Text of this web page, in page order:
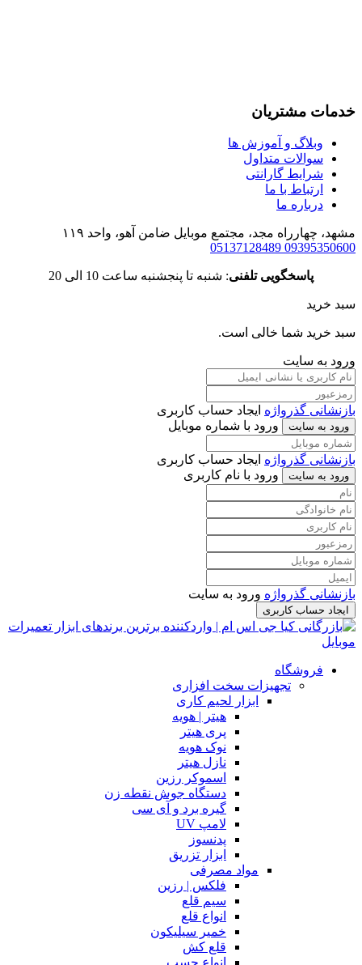
خدمات مشتریان
وبلاگ و آموزش ها
سوالات متداول
شرایط گارانتی
ارتباط با ما
درباره ما
مشهد، چهارراه مجد، مجتمع موبایل ضامن آهو، واحد ۱۱۹
09395350600
05137128489
پاسخگویی تلفنی: شنبه تا پنجشنبه ساعت 10 الی 20
سبد خرید
سبد خرید شما خالی است.
ورود به سایت
بازنشانی گذرواژه ایجاد حساب کاربری
ورود به سایت ورود با شماره موبایل
بازنشانی گذرواژه ایجاد حساب کاربری
ورود به سایت ورود با نام کاربری
بازنشانی گذرواژه ورود به سایت
ایجاد حساب کاربری
فروشگاه
تجهیزات سخت افزاری
ابزار لحیم کاری
هیتر | هویه
پری هیتر
نوک هویه
نازل هیتر
اسموکر رزین
دستگاه جوش نقطه زن
گیره برد و آی سی
لامپ UV
پدنسوز
ابزار تزریق
مواد مصرفی
فلکس | رزین
سیم قلع
انواع قلع
خمیر سیلیکون
قلع کش